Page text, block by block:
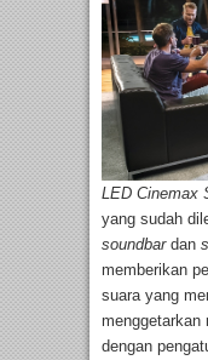
LED Cinemax
yang sudah
soundbardan
memberikan
suara yang
menggetarkan
dengan